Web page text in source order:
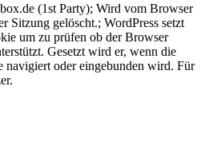
(1st Party); Wird vom Browser
Sitzung gelöscht.; WordPress setzt
um zu prüfen ob der Browser
Gesetzt wird er, wenn die
navigiert oder eingebunden wird. Für